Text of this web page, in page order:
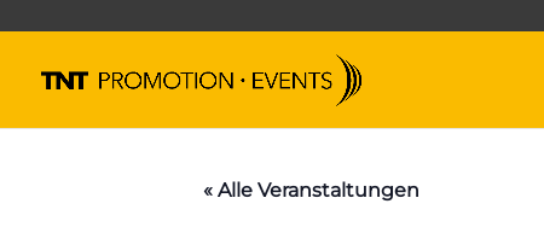
« Alle Veranstaltungen